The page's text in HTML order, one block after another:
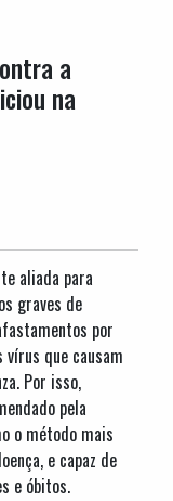
a
na
aliada para
graves de
por
que causam
Por isso,
pela
o método mais
e capaz de
e óbitos.